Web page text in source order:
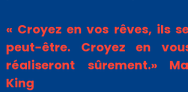
« Croyez en vos rêves, ils
peut-être. Croyez en
réaliseront sûrement.»
King